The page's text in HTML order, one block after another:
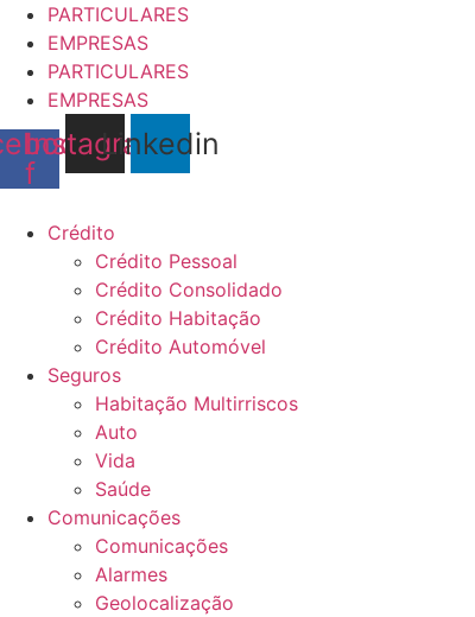
Pular
para
conteúdo
PARTICULARES
EMPRESAS
PARTICULARES
EMPRESAS
f
Instagram
Linkedin
Crédito
Crédito Pessoal
Crédito Consolidado
Crédito Habitação
Crédito Automóvel
Seguros
Habitação Multirriscos
Auto
Vida
Saúde
Comunicações
Comunicações
Alarmes
Geolocalização